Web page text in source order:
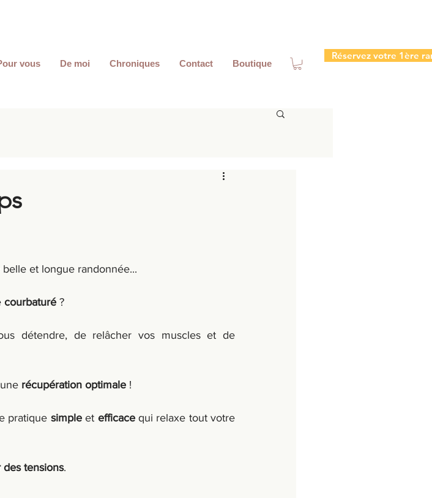
vous De moi Chroniques Contact Boutique
Réservez votre 1ère
et longue randonnée...
courbaturé ?
détendre, de relâcher vos muscles et de
récupération optimale !
pratique simple et efficace
des tensions.